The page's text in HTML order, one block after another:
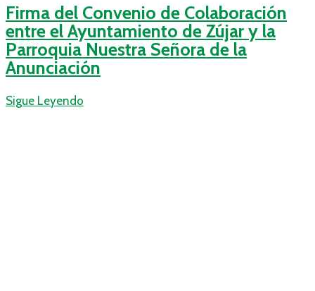
Firma del Convenio de Colaboración
entre el Ayuntamiento de Zújar y la
Parroquia Nuestra Señora de la
Anunciación
Sigue Leyendo